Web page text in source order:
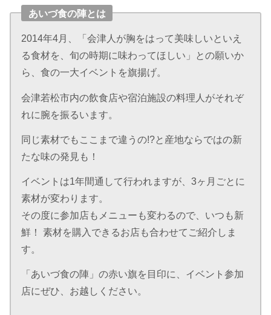
あいづ食の陣とは
2014年4月、「会津人が胸をはって美味しいといえ
る食材を、旬の時期に味わってほしい」との願いか
ら、食の一大イベントを旗揚げ。
会津若松市内の飲食店や宿泊施設の料理人がそれぞ
れに腕を振るいます。
同じ素材でもここまで違うの!?と産地ならではの新
たな味の発見も！
イベントは1年間通して行われますが、3ヶ月ごとに
素材が変わります。
その度に参加店もメニューも変わるので、いつも新
鮮！ 素材を購入できるお店も合わせてご紹介しま
す。
「あいづ食の陣」の赤い旗を目印に、イベント参加
店にぜひ、お越しください。